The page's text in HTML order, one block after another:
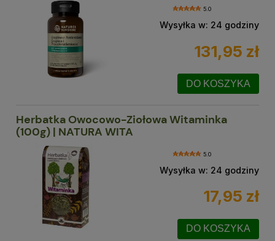
5.0
Wysyłka w: 24 godziny
131,95 zł
DO KOSZYKA
Herbatka Owocowo-Ziołowa Witaminka
(100g) | NATURA WITA
5.0
Wysyłka w: 24 godziny
17,95 zł
DO KOSZYKA